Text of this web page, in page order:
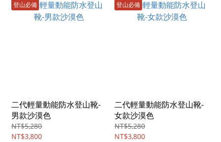
登山必備
二代輕量動能防水登山靴-
男款沙漠色
NT$5,280
NT$3,800
登山必備
二代輕量動能防水登山靴-
女款沙漠色
NT$5,280
NT$3,800